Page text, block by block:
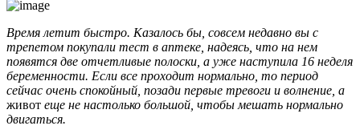
Время летит быстро. Казалось бы, совсем недавно вы с
трепетом покупали тест в аптеке, надеясь, что на нем
появятся две отчетливые полоски, а уже наступила 16 неделя
беременности. Если все проходит нормально, то период
сейчас очень спокойный, позади первые тревоги и волнение, а
живот еще не настолько большой, чтобы мешать нормально
двигаться.